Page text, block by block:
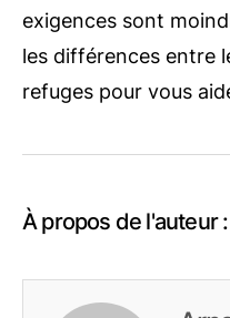
exigences sont
les différences entre
refuges pour vous
À propos de l'auteur :